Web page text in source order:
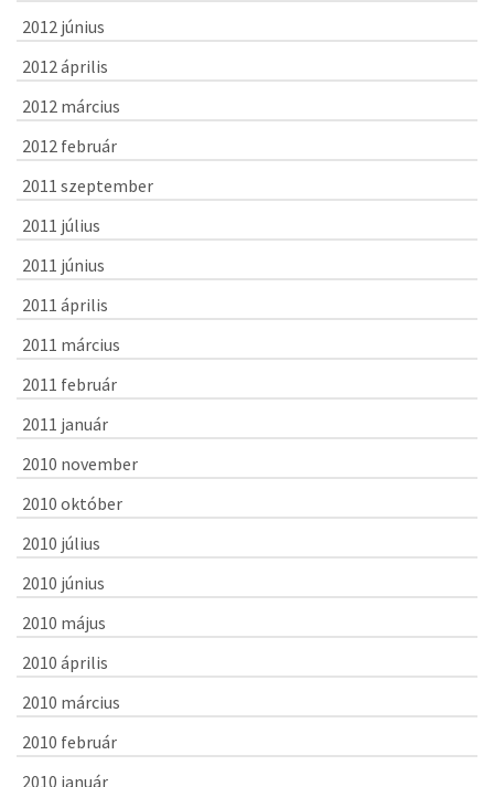
2012 június
2012 április
2012 március
2012 február
2011 szeptember
2011 július
2011 június
2011 április
2011 március
2011 február
2011 január
2010 november
2010 október
2010 július
2010 június
2010 május
2010 április
2010 március
2010 február
2010 január